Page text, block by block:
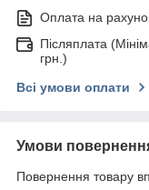
Оплата на
Післяплата
грн.)
Всі умови оплати
Умови
Повернення товару